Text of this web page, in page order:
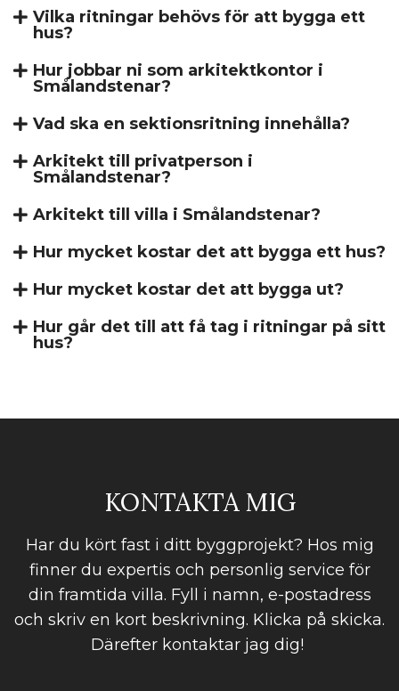
Vilka ritningar behövs för att bygga ett
hus?
Hur jobbar ni som arkitektkontor i
Smålandstenar?
Vad ska en sektionsritning innehålla?
Arkitekt till privatperson i
Smålandstenar?
Arkitekt till villa i Smålandstenar?
Hur mycket kostar det att bygga ett hus?
Hur mycket kostar det att bygga ut?
Hur går det till att få tag i ritningar på sitt
hus?
KONTAKTA MIG
Har du kört fast i ditt byggprojekt? Hos mig
finner du expertis och personlig service för
din framtida villa. Fyll i namn, e-postadress
och skriv en kort beskrivning. Klicka på skicka.
Därefter kontaktar jag dig!